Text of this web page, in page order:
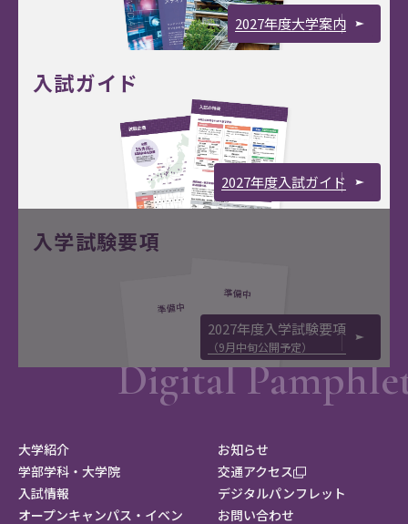
2027年度大学案内
入試ガイド
2027年度入試ガイド
入学試験要項
2027年度入学試験要項
（9月中旬公開予定）
大学紹介
お知らせ
学部学科・大学院
交通アクセス
入試情報
デジタルパンフレット
オープンキャンパス・イベン
お問い合わせ